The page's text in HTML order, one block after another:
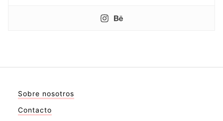
Sobre nosotros
Contacto